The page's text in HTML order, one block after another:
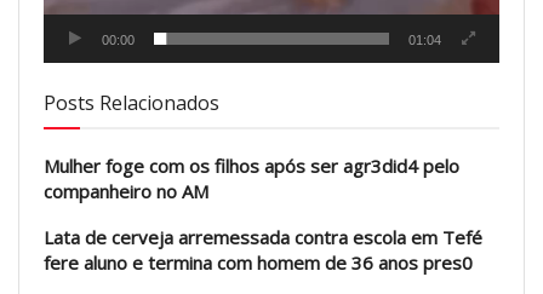
00:00 01:04
Posts Relacionados
Mulher foge com os filhos após ser agr3did4 pelo
companheiro no AM
Lata de cerveja arremessada contra escola em Tefé
fere aluno e termina com homem de 36 anos pres0